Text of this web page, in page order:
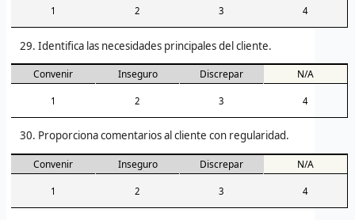
1 2 3 4
Identifica las necesidades principales del cliente.
Convenir Inseguro Discrepar N/A
1 2 3 4
Proporciona comentarios al cliente con regularidad.
Convenir Inseguro Discrepar N/A
1 2 3 4